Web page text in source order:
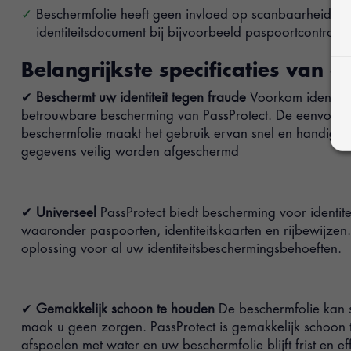
Beschermfolie heeft geen invloed op scanbaarheid
identiteitsdocument bij bijvoorbeeld paspoortcontrole
Belangrijkste specificaties van de
✔ Beschermt uw identiteit tegen fraude Voorkom
betrouwbare bescherming van PassProtect. De
beschermfolie maakt het gebruik ervan snel en handig,
gegevens veilig worden afgeschermd
✔ Universeel
PassProtect biedt bescherming voor
waaronder paspoorten, identiteitskaarten en
oplossing voor al uw identiteitsbeschermingsbehoeften.
✔ Gemakkelijk schoon te houden De beschermfolie
maak u geen zorgen. PassProtect is gemakkelijk schoon
afspoelen met water en uw beschermfolie blijft frist en